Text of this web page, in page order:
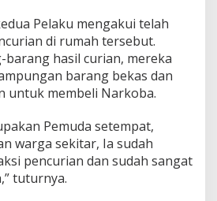
Pelaku mengakui telah
di rumah tersebut.
barang hasil curian, mereka
barang bekas dan
untuk membeli Narkoba.
Pemuda setempat,
warga sekitar, Ia sudah
pencurian dan sudah sangat
tuturnya.